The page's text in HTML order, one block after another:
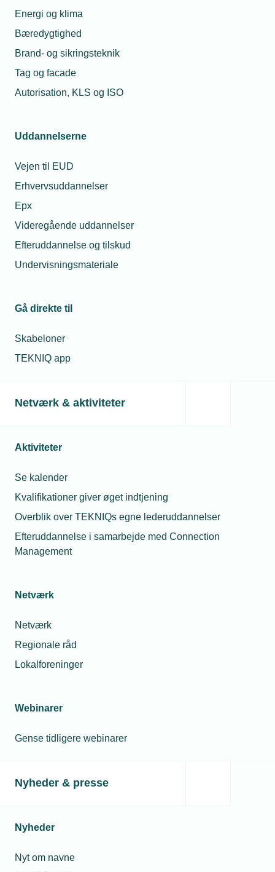
Energi og klima
Bæredygtighed
Brand- og sikringsteknik
Tag og facade
Autorisation, KLS og ISO
Uddannelserne
Vejen til EUD
Erhvervsuddannelser
Epx
Videregående uddannelser
Efteruddannelse og tilskud
Undervisningsmateriale
Gå direkte til
Skabeloner
TEKNIQ app
Netværk & aktiviteter
Aktiviteter
Se kalender
Kvalifikationer giver øget indtjening
Overblik over TEKNIQs egne lederuddannelser
Efteruddannelse i samarbejde med Connection
Management
Netværk
Netværk
Regionale råd
Lokalforeninger
Webinarer
Gense tidligere webinarer
Nyheder & presse
Nyheder
Nyt om navne